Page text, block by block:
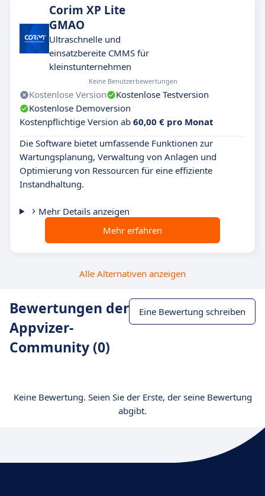
Corim XP Lite
GMAO
Ultraschnelle und
einsatzbereite CMMS für
kleinstunternehmen
Keine Benutzerbewertungen
Kostenlose Version
Kostenlose Testversion
Kostenlose Demoversion
Kostenpflichtige Version ab 60,00 € pro Monat
Die Software bietet umfassende Funktionen zur
Wartungsplanung, Verwaltung von Anlagen und
Optimierung von Ressourcen für eine effiziente
Instandhaltung.
Mehr Details anzeigen
Mehr erfahren
Alle Alternativen anzeigen
Bewertungen der
Appvizer-
Community (0)
Eine Bewertung schreiben
Keine Bewertung. Seien Sie der Erste, der seine Bewertung
abgibt.